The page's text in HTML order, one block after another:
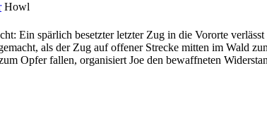
Howl
Ein spärlich besetzter letzter Zug in die Vororte
als der Zug auf offener Strecke mitten im Wald
Opfer fallen, organisiert Joe den bewaffneten